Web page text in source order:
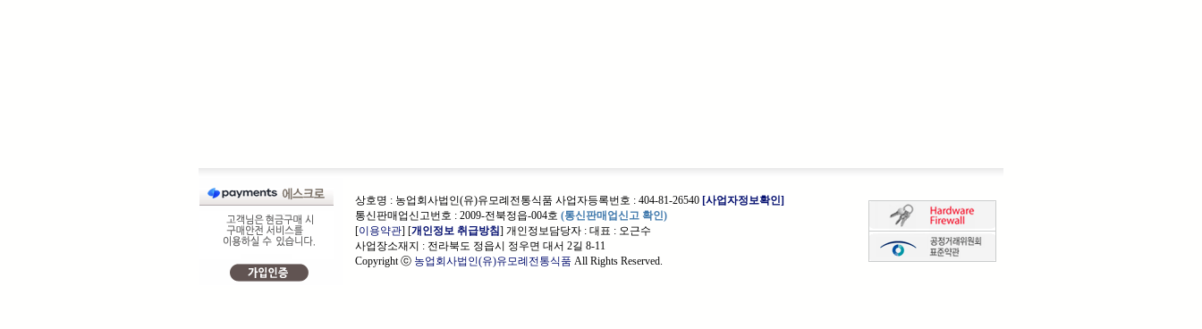
상호명 : 농업회사법인(유)유모례전통식품 사업자등록번호 : 404-81-26540 [사업자정보확인]
통신판매업신고번호 : 2009-전북정읍-004호 (통신판매업신고 확인)
[이용약관] [개인정보 취급방침] 개인정보담당자 : 대표 : 오근수
사업장소재지 : 전라북도 정읍시 정우면 대서 2길 8-11
Copyright ⓒ 농업회사법인(유)유모례전통식품 All Rights Reserved.